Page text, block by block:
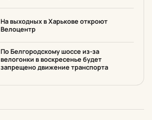
На выходных в Харькове откроют
Велоцентр
По Белгородскому шоссе из-за
велогонки в воскресенье будет
запрещено движение транспорта